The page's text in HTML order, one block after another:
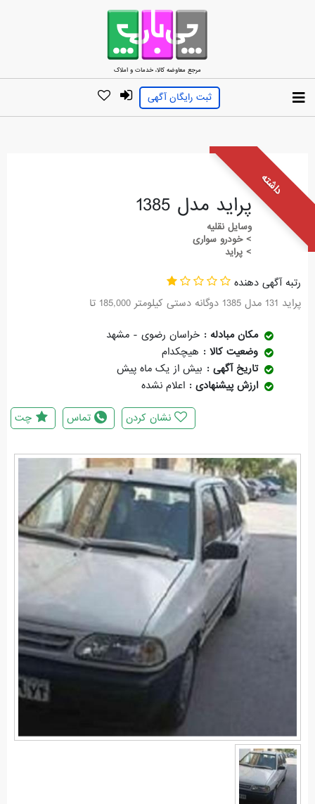
مرجع معاوضه کالا، خدمات و املاک
ثبت رایگان آگهی
داشته
پراید مدل 1385
وسایل نقلیه
> خودرو سواری
> پراید
رتبه آگهی دهنده
پراید 131 مدل 1385 دوگانه دستی کیلومتر 185,000 تا
مکان مبادله
خراسان رضوی - مشهد
وضعیت کالا
هیچکدام
تاریخ آگهی
بیش از یک ماه پیش
ارزش پیشنهادی
اعلام نشده
چت تماس نشان کردن